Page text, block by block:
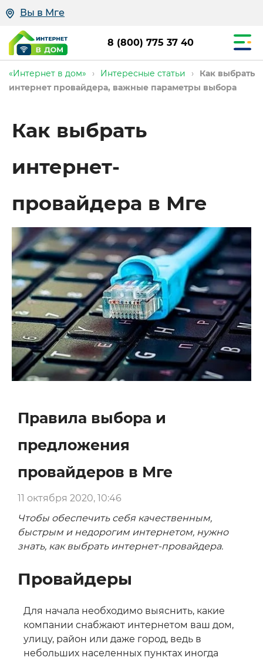
Вы в Мге
8 (800) 775 37 40
«Интернет в дом» › Интересные статьи ›
Как выбрать
интернет провайдера, важные параметры выбора
Как выбрать
интернет-
провайдера в Мге
Правила выбора и
предложения
провайдеров в Мге
11 октября 2020, 10:46
Чтобы обеспечить себя качественным,
быстрым и недорогим интернетом, нужно
знать, как выбрать интернет-провайдера.
Провайдеры
Для начала необходимо выяснить, какие
компании снабжают интернетом ваш дом,
улицу, район или даже город, ведь в
небольших населенных пунктах иногда